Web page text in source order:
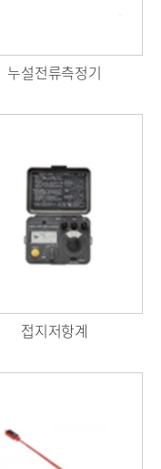
누설전류측정기
접지저항계